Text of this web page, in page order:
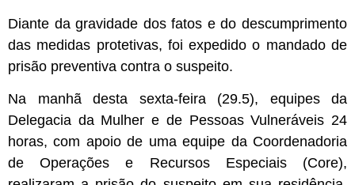
Diante da gravidade dos fatos e do descumprimento
das medidas protetivas, foi expedido o mandado de
prisão preventiva contra o suspeito.
Na manhã desta sexta-feira (29.5), equipes da
Delegacia da Mulher e de Pessoas Vulneráveis 24
horas, com apoio de uma equipe da Coordenadoria
de Operações e Recursos Especiais (Core),